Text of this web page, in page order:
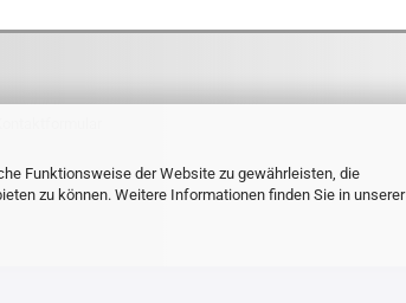
Funktionsweise der Website zu gewährleisten, die
zu können. Weitere Informationen finden Sie in unserer